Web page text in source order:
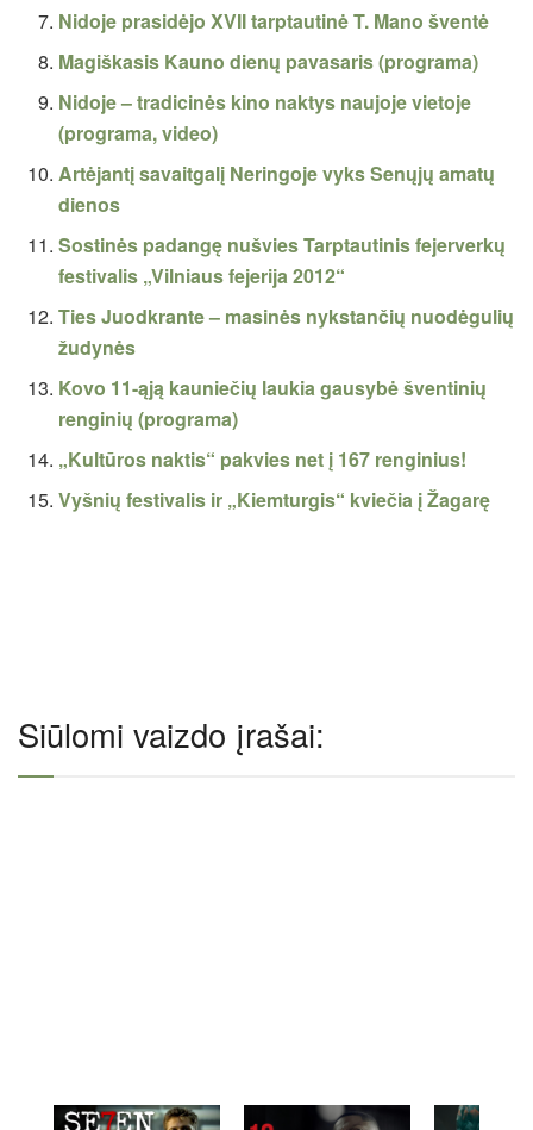
Nidoje prasidėjo XVII tarptautinė T. Mano šventė
Magiškasis Kauno dienų pavasaris (programa)
Nidoje – tradicinės kino naktys naujoje vietoje
(programa, video)
Artėjantį savaitgalį Neringoje vyks Senųjų amatų
dienos
Sostinės padangę nušvies Tarptautinis fejerverkų
festivalis „Vilniaus fejerija 2012“
Ties Juodkrante – masinės nykstančių nuodėgulių
žudynės
Kovo 11-ąją kauniečių laukia gausybė šventinių
renginių (programa)
„Kultūros naktis“ pakvies net į 167 renginius!
Vyšnių festivalis ir „Kiemturgis“ kviečia į Žagarę
Siūlomi vaizdo įrašai: